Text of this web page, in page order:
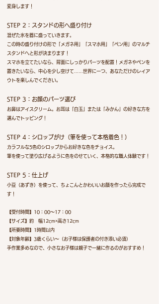
変身します！
STEP 2：スタンドの形へ盛り付け
混ぜた氷を器に盛っていきます。
この時の盛り付けの形で「メガネ用」「スマホ用」「ペン用」のマルチ
スタンドへと形が決まります！
スマホを立てたいなら、背面にしっかりパーツを配置！メガネやペンを
置きたいなら、中心を少し空けて……世界に一つ、あなただけのレイア
ウトを楽しんでください。
STEP 3：お顔のパーツ選び
お鼻はアイスクリーム。お耳は「白玉」または「みかん」の好きな方を
選んでトッピング！
STEP 4：シロップがけ（筆を使って本格着色！）
カラフルな5色のシロップからお好きな色をチョイス。
筆を使って塗り広げるように色をのせていく、本格的な職人体験です！
STEP 5：仕上げ
小豆（あずき）を使って、ちょこんとかわいいお顔を作ったら完成で
す！
​【受付時間】10：00～17：00
【サイズ】約 幅12cm×高さ12cm
​【所要時間】1時間以内
【対象年齢】3歳くらい～（お子様は保護者の付き添い必須）
手作業多めなので、小さなお子様は親子で一緒に作るのがおすすめ！